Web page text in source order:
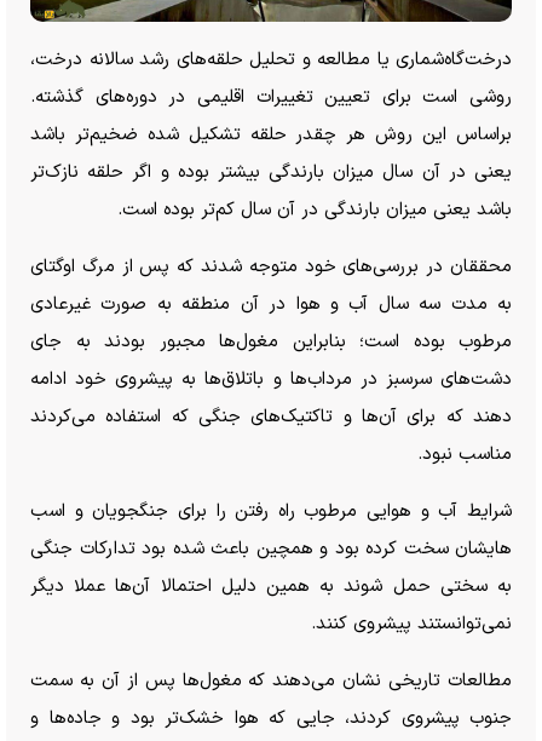
درخت‌گاه‌شماری یا مطالعه و تحلیل حلقه‌های رشد سالانه درخت،
روشی است برای تعیین تغییرات اقلیمی در دوره‌های گذشته.
براساس این روش هر چقدر حلقه تشکیل شده ضخیم‌تر باشد
یعنی در آن سال میزان بارندگی بیشتر بوده و اگر حلقه نازک‌تر
باشد یعنی میزان بارندگی در آن سال کم‌تر بوده است.
محققان در بررسی‌های خود متوجه شدند که پس از مرگ اوگتای
به مدت سه سال آب و هوا در آن منطقه به صورت غیرعادی
مرطوب بوده است؛ بنابراین مغول‌ها مجبور بودند به جای
دشت‌های سرسبز در مرداب‌ها و باتلاق‌ها به پیشروی خود ادامه
دهند که برای آن‌ها و تاکتیک‌های جنگی که استفاده می‌کردند
مناسب نبود.
شرایط آب و هوایی مرطوب راه رفتن را برای جنگجویان و اسب
هایشان سخت کرده بود و همچین باعث شده بود تدارکات جنگی
به سختی حمل شوند به همین دلیل احتمالا آن‌ها عملا دیگر
نمی‌توانستند پیشروی کنند.
مطالعات تاریخی نشان می‌دهند که مغول‌ها پس از آن به سمت
جنوب پیشروی کردند، جایی که هوا خشک‌تر بود و جاده‌ها و